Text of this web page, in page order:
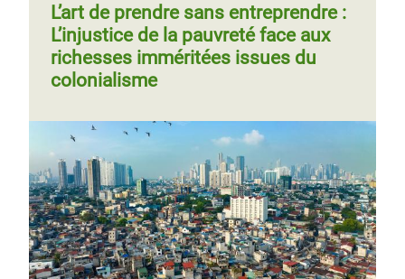
L’art de prendre sans entreprendre :
L’injustice de la pauvreté face aux
richesses imméritées issues du
colonialisme